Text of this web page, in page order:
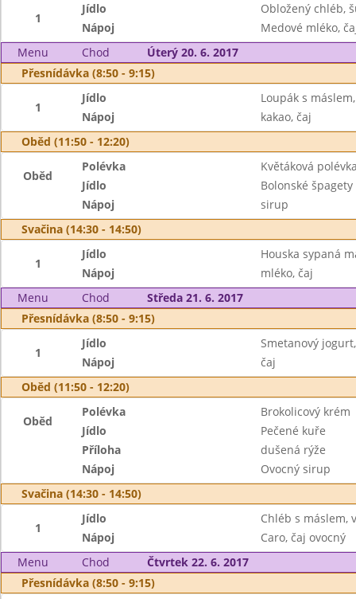
1
Jídlo
Obložený chléb,
Nápoj
Medové mléko,
Menu
Chod
Úterý 20. 6. 2017
Přesnídávka (8:50 - 9:15)
1
Jídlo
Loupák s
Nápoj
kakao, čaj
Oběd (11:50 - 12:20)
Oběd
Polévka
Květáková
Jídlo
Bolonské špagety
Nápoj
sirup
Svačina (14:30 - 14:50)
1
Jídlo
Houska sypaná
Nápoj
mléko, čaj
Menu
Chod
Středa 21. 6. 2017
Přesnídávka (8:50 - 9:15)
1
Jídlo
Smetanový
Nápoj
čaj
Oběd (11:50 - 12:20)
Oběd
Polévka
Brokolicový krém
Jídlo
Pečené kuře
Příloha
dušená rýže
Nápoj
Ovocný sirup
Svačina (14:30 - 14:50)
1
Jídlo
Chléb s máslem,
Nápoj
Caro, čaj ovocný
Menu
Chod
Čtvrtek 22. 6. 2017
Přesnídávka (8:50 - 9:15)